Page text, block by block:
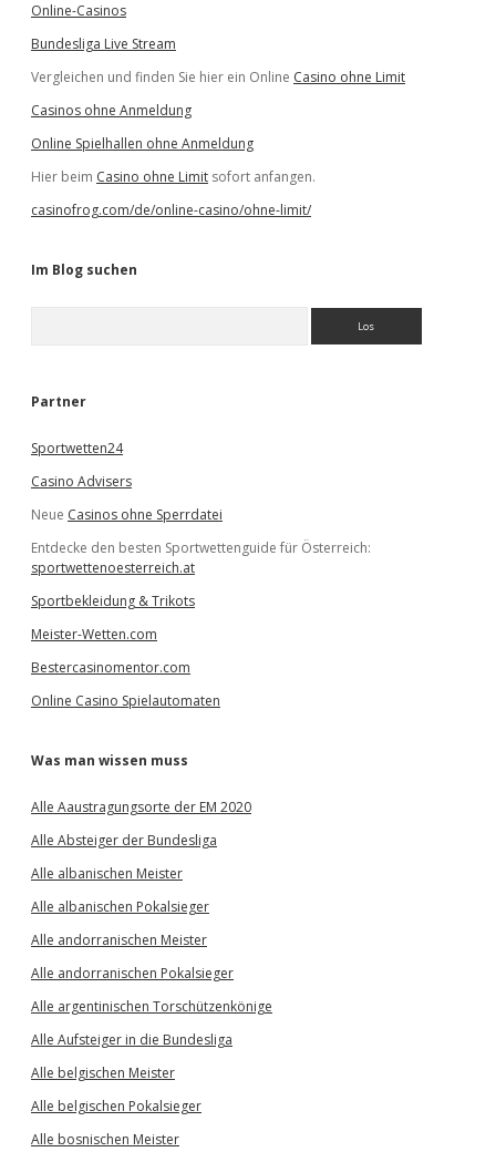
Online-Casinos
Bundesliga Live Stream
Vergleichen und finden Sie hier ein Online Casino ohne Limit
Casinos ohne Anmeldung
Online Spielhallen ohne Anmeldung
Hier beim Casino ohne Limit sofort anfangen.
casinofrog.com/de/online-casino/ohne-limit/
Im Blog suchen
e
Partner
Sportwetten24
Casino Advisers
Neue Casinos ohne Sperrdatei
Entdecke den besten Sportwettenguide für Österreich:
sportwettenoesterreich.at
Sportbekleidung & Trikots
Meister-Wetten.com
Bestercasinomentor.com
Online Casino Spielautomaten
Was man wissen muss
Alle Aaustragungsorte der EM 2020
Alle Absteiger der Bundesliga
Alle albanischen Meister
Alle albanischen Pokalsieger
Alle andorranischen Meister
Alle andorranischen Pokalsieger
Alle argentinischen Torschützenkönige
Alle Aufsteiger in die Bundesliga
Alle belgischen Meister
Alle belgischen Pokalsieger
Alle bosnischen Meister